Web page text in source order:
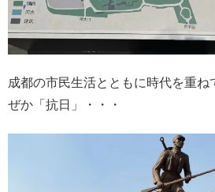
成都の市民生活とともに時代を重ね
ぜか「抗日」・・・